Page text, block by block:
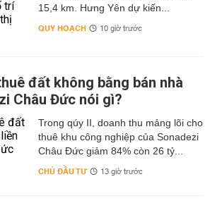
15,4 km. Hưng Yên dự kiến...
QUY HOẠCH 10 giờ trước
đất không bằng bán nhà
Châu Đức nói gì?
Trong qúy II, doanh thu mảng lõi cho
thuê khu công nghiệp của Sonadezi
Châu Đức giảm 84% còn 26 tỷ...
CHỦ ĐẦU TƯ 13 giờ trước